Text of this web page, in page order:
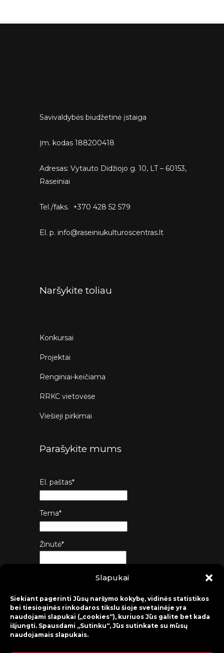
Slapukai
Siekiant pagerinti Jūsų naršymo kokybę, vidinės statistikos
bei tiesioginės rinkodaros tikslu šioje svetainėje yra
naudojami slapukai („cookies“), kuriuos Jūs galite bet kada
išjungti. Spausdami „Sutinku“, Jūs sutinkate su mūsų
naudojamais slapukais.
Savivaldybės biudžetinė įstaiga
Įm. kodas 188200418
Adresas: Vytauto Didžiojo g. 10, LT – 60153,
Raseiniai
Tel./faks. +370 428 52 579
El. p. info@raseiniukulturoscentras.lt
Naršykite toliau
Konkursai
Projektai
Renginiai-keičiama
RRKC vietovėse
Viešieji pirkimai
Parašykite mums
El. paštas*
Tema*
Žinutė*